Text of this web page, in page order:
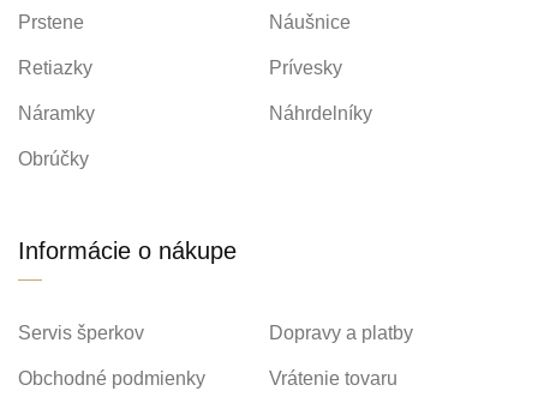
Prstene Náušnice
Retiazky Prívesky
Náramky Náhrdelníky
Obrúčky
Informácie o nákupe
Servis šperkov Dopravy a platby
Obchodné podmienky Vrátenie tovaru